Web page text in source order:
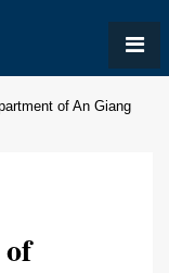
of An Giang